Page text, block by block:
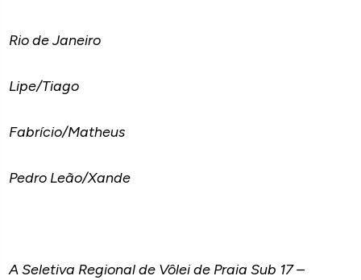
Rio de Janeiro
Lipe/Tiago
Fabrício/Matheus
Pedro Leão/Xande
A Seletiva Regional de Vôlei de Praia Sub 17 –